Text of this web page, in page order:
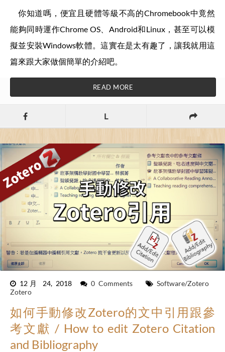
你知道嗎，便宜且硬體等級不高的Chromebook中竟然
能夠同時運作Chrome OS、Android和Linux，甚至可以模
擬並安裝Windows軟體。這實在是太有趣了，讓我就用這
篇來跟大家做個簡單的介紹吧。
READ MORE
L
12月 24, 2018 0 Comments
Software/Zotero
Zotero
如何手動修改Zotero的文中引用跟參
考文獻 / How to edit Zotero Citation
and Bibliography